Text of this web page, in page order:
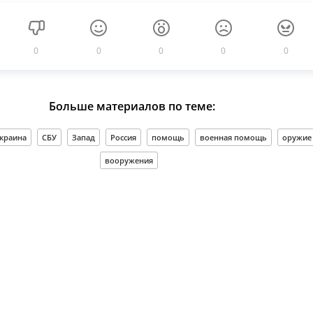
0 0 0 0 0
Больше материалов по теме:
СБУ Запад Россия помощь военная помощь оружие
вооружения